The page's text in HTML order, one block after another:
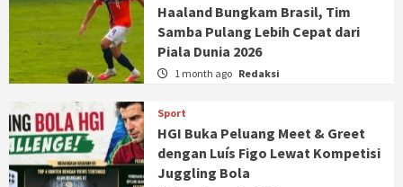
Haaland Bungkam Brasil, Tim
Samba Pulang Lebih Cepat dari
Piala Dunia 2026
1 month ago Redaksi
Sport
HGI Buka Peluang Meet & Greet
dengan Luís Figo Lewat Kompetisi
Juggling Bola